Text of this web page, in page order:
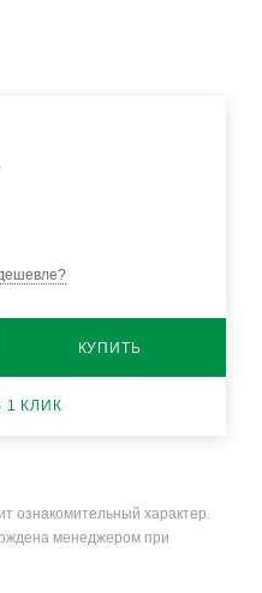
КУПИТЬ
1 КЛИК
ознакомительный характер.
менеджером при